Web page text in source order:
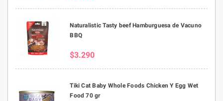
Naturalistic Tasty beef Hamburguesa de Vacuno
BBQ
$3.290
Tiki Cat Baby Whole Foods Chicken Y Egg Wet
Food 70 gr